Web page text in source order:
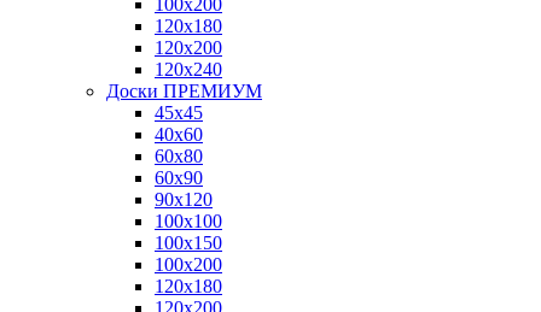
100x200
120x180
120x200
120x240
Доски ПРЕМИУМ
45x45
40x60
60x80
60x90
90x120
100x100
100x150
100x200
120x180
120x200